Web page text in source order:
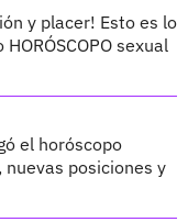
y placer! Esto es lo
sexual
el horóscopo
nuevas posiciones y